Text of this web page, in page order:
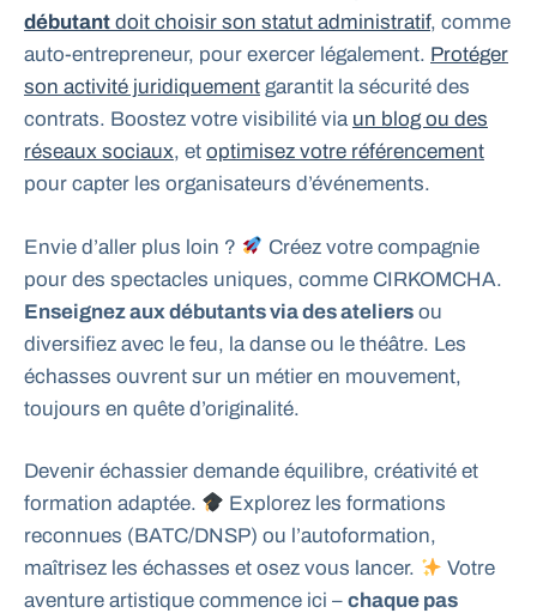
débutant doit choisir son statut administratif, comme
auto-entrepreneur, pour exercer légalement. Protéger
son activité juridiquement garantit la sécurité des
contrats. Boostez votre visibilité via un blog ou des
réseaux sociaux, et optimisez votre référencement
pour capter les organisateurs d’événements.
Envie d’aller plus loin ?
Créez votre compagnie
pour des spectacles uniques, comme CIRKOMCHA.
Enseignez aux débutants via des ateliers ou
diversifiez avec le feu, la danse ou le théâtre. Les
échasses ouvrent sur un métier en mouvement,
toujours en quête d’originalité.
Devenir échassier demande équilibre, créativité et
formation adaptée.
Explorez les formations
reconnues (BATC/DNSP) ou l’autoformation,
maîtrisez les échasses et osez vous lancer.
Votre
aventure artistique commence ici – chaque pas